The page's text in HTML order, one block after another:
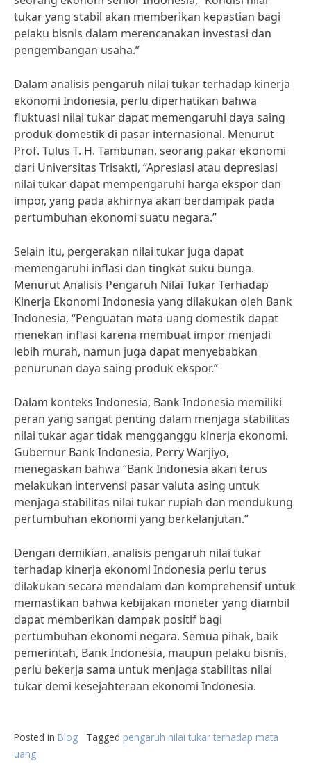
tukar yang stabil akan memberikan kepastian bagi
pelaku bisnis dalam merencanakan investasi dan
pengembangan usaha.”
Dalam analisis pengaruh nilai tukar terhadap kinerja
ekonomi Indonesia, perlu diperhatikan bahwa
fluktuasi nilai tukar dapat memengaruhi daya saing
produk domestik di pasar internasional. Menurut
Prof. Tulus T. H. Tambunan, seorang pakar ekonomi
dari Universitas Trisakti, “Apresiasi atau depresiasi
nilai tukar dapat mempengaruhi harga ekspor dan
impor, yang pada akhirnya akan berdampak pada
pertumbuhan ekonomi suatu negara.”
Selain itu, pergerakan nilai tukar juga dapat
memengaruhi inflasi dan tingkat suku bunga.
Menurut Analisis Pengaruh Nilai Tukar Terhadap
Kinerja Ekonomi Indonesia yang dilakukan oleh Bank
Indonesia, “Penguatan mata uang domestik dapat
menekan inflasi karena membuat impor menjadi
lebih murah, namun juga dapat menyebabkan
penurunan daya saing produk ekspor.”
Dalam konteks Indonesia, Bank Indonesia memiliki
peran yang sangat penting dalam menjaga stabilitas
nilai tukar agar tidak mengganggu kinerja ekonomi.
Gubernur Bank Indonesia, Perry Warjiyo,
menegaskan bahwa “Bank Indonesia akan terus
melakukan intervensi pasar valuta asing untuk
menjaga stabilitas nilai tukar rupiah dan mendukung
pertumbuhan ekonomi yang berkelanjutan.”
Dengan demikian, analisis pengaruh nilai tukar
terhadap kinerja ekonomi Indonesia perlu terus
dilakukan secara mendalam dan komprehensif untuk
memastikan bahwa kebijakan moneter yang diambil
dapat memberikan dampak positif bagi
pertumbuhan ekonomi negara. Semua pihak, baik
pemerintah, Bank Indonesia, maupun pelaku bisnis,
perlu bekerja sama untuk menjaga stabilitas nilai
tukar demi kesejahteraan ekonomi Indonesia.
Posted in Blog Tagged pengaruh nilai tukar terhadap mata
uang